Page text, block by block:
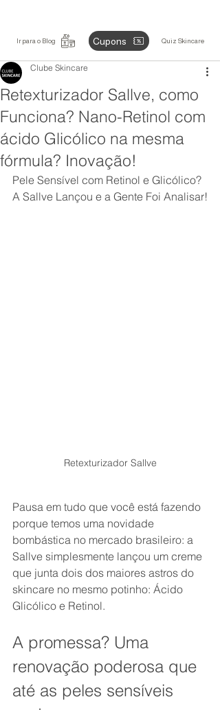
Ir para o Blog Cupons Quiz Skincare
Retexturizador Sallve, como
Funciona? Nano-Retinol com
ácido Glicólico na mesma
fórmula? Inovação!
Clube Skincare
Pele Sensível com Retinol e Glicólico?
A Sallve Lançou e a Gente Foi Analisar!
Retexturizador Sallve
Pausa em tudo que você está fazendo
porque temos uma novidade
bombástica no mercado brasileiro: a
Sallve simplesmente lançou um creme
que junta dois dos maiores astros do
skincare no mesmo potinho: Ácido
Glicólico e Retinol.
A promessa? Uma
renovação poderosa que
até as peles sensíveis